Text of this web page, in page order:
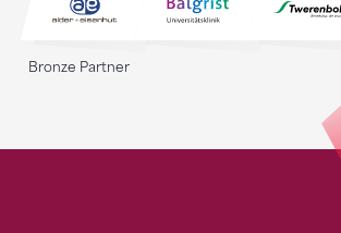
Bronze Partner